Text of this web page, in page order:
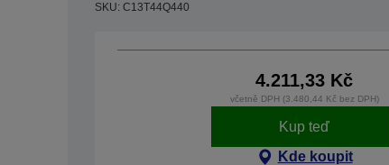
SKU: C13T44Q440
4.211,33 Kč
včetně DPH (3.480,44 Kč bez DPH)
Kup teď
Kde koupit